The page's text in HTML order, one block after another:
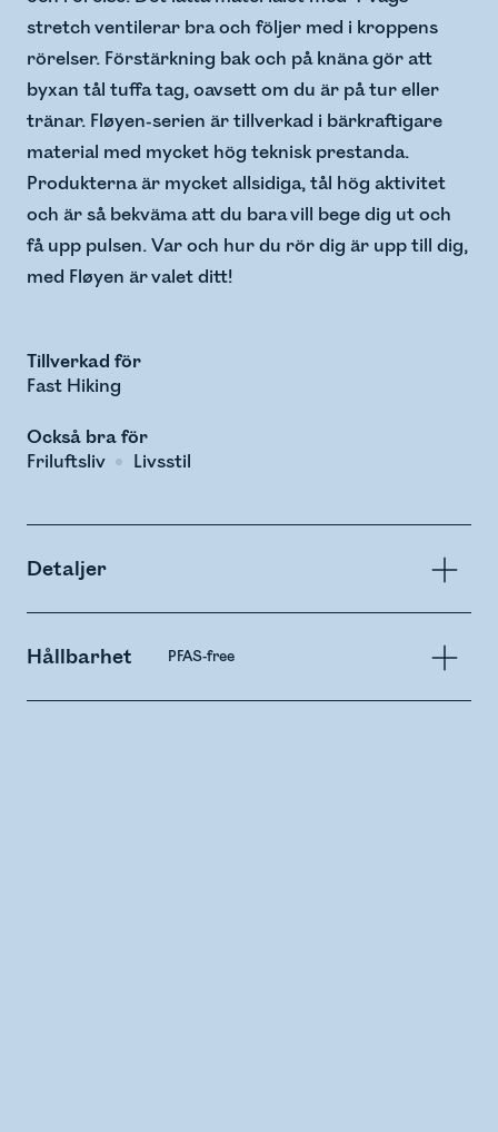
stretch ventilerar bra och följer med i kroppens
rörelser. Förstärkning bak och på knäna gör att
byxan tål tuffa tag, oavsett om du är på tur eller
tränar. Fløyen-serien är tillverkad i bärkraftigare
material med mycket hög teknisk prestanda.
Produkterna är mycket allsidiga, tål hög aktivitet
och är så bekväma att du bara vill bege dig ut och
få upp pulsen. Var och hur du rör dig är upp till dig,
med Fløyen är valet ditt!
Tillverkad för
Fast Hiking
Också bra för
Friluftsliv
Livsstil
Detaljer
Hållbarhet PFAS-free